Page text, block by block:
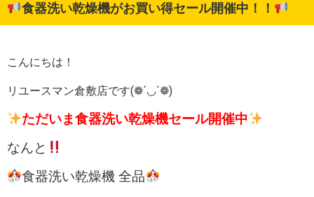
食器洗い乾燥機がお買い得セール開催中！！
こんにちは！
リユースマン倉敷店です(❁´◡`❁)
ただいま食器洗い乾燥機セール開催中
なんと
食器洗い乾燥機 全品